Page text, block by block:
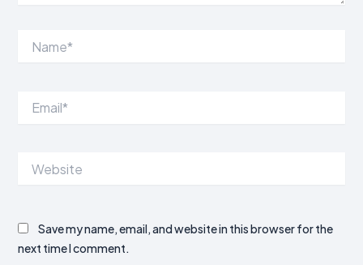
Save my name, email, and website in this browser for the
next time I comment.